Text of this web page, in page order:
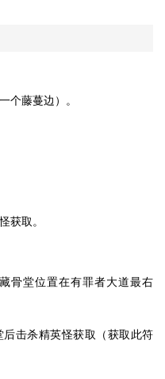
个藤蔓边）。
获取。
堂位置在有罪者大道最右
击杀精英怪获取（获取此符